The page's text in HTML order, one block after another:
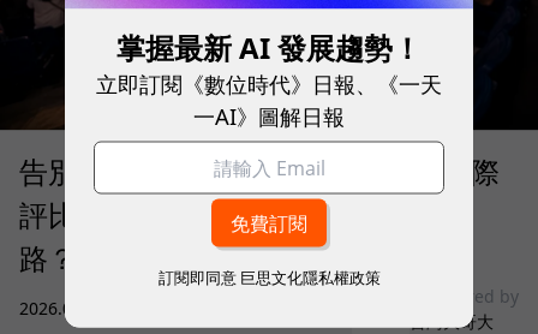
告別「極速迷思」！Opensignal 國際
評比揭密：什麼才是 5G 時代的好網
路？
2026.08.03
sponsored by
台灣大哥大
掌握最新 AI 發展趨勢！
立即訂閱《數位時代》日報、《一天
一AI》圖解日報
訂閱即同意 巨思文化隱私權政策